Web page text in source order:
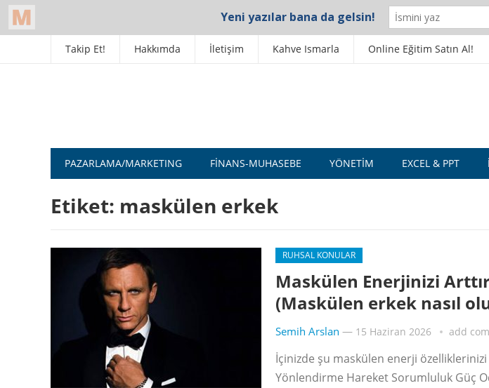
Takip Et! Hakkımda İletişim Kahve Ismarla Online Eğitim Satın Al!
PAZARLAMA/MARKETING FINANS-MUHASEBE YÖNETIM EXCEL & PPT
Etiket: maskülen erkek
RUHSAL KONULAR
Maskülen Enerjinizi
(Maskülen erkek nasıl
Semih Arslan — 15 Haziran 2026 add
İçinizde şu maskülen enerji
Yönlendirme Hareket Sorumluluk Güç